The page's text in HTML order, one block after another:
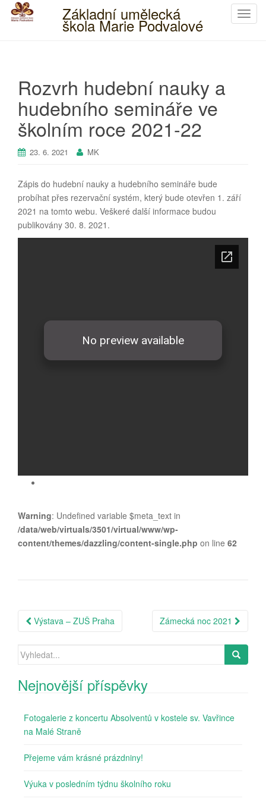
T
Základní umělecká
škola Marie Podvalové
Rozvrh hudební nauky a
hudebního semináře ve
školním roce 2021-22
23. 6. 2021 MK
Zápis do hudební nauky a hudebního semináře bude
probíhat přes rezervační systém, který bude otevřen 1. září
2021 na tomto webu. Veškeré další informace budou
publikovány 30. 8. 2021.
Warning: Undefined variable $meta_text in
/data/web/virtuals/3501/virtual/www/wp-
content/themes/dazzling/content-single.php on line 62
Post
Výstava – ZUŠ Praha Zámecká noc 2021
Search
Nejnovější příspěvky
Fotogalerie z koncertu Absolventů v kostele sv. Vavřince
na Malé Straně
Přejeme vám krásné prázdniny!
Výuka v posledním týdnu školního roku